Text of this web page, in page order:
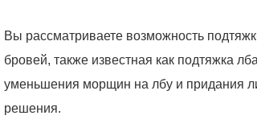
Вы рассматриваете возможность
бровей, также известная как подтяжка
уменьшения морщин на лбу и придания
решения.